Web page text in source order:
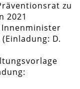
zu
2021
Innenminister
(Einladung: D.